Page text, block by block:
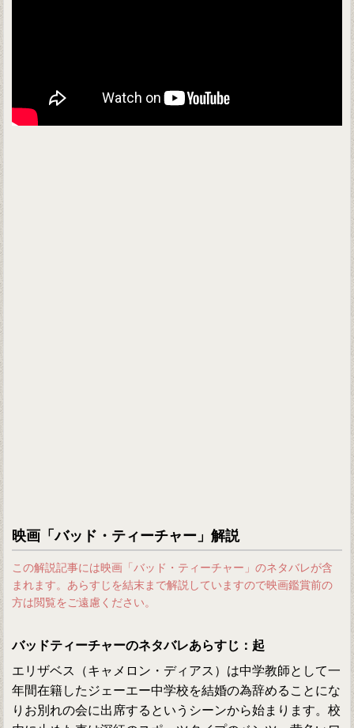
映画「バッド・ティーチャー」解説
この解説記事には映画「バッド・ティーチャー」のネタバレが含
まれます。あらすじを結末まで解説していますので映画鑑賞前の
方は閲覧をご遠慮ください。
バッドティーチャーのネタバレあらすじ：起
エリザベス（キャメロン・ディアス）は中学教師として一
年間在籍したジェーエー中学校を結婚の為辞めることにな
りお別れの会に出席するというシーンから始まります。校